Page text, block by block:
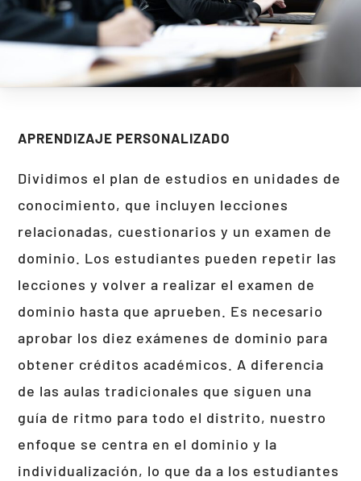
APRENDIZAJE PERSONALIZADO
Dividimos el plan de estudios en unidades de
conocimiento, que incluyen lecciones
relacionadas, cuestionarios y un examen de
dominio. Los estudiantes pueden repetir las
lecciones y volver a realizar el examen de
dominio hasta que aprueben. Es necesario
aprobar los diez exámenes de dominio para
obtener créditos académicos. A diferencia
de las aulas tradicionales que siguen una
guía de ritmo para todo el distrito, nuestro
enfoque se centra en el dominio y la
individualización, lo que da a los estudiantes